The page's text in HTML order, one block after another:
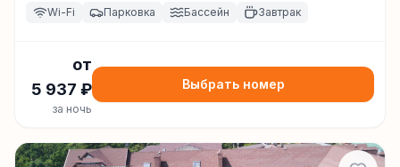
Wi-Fi Парковка Бассейн Завтрак
от
5 937 ₽
за ночь
Выбрать номер